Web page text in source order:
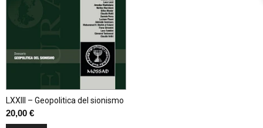
LXXIII – Geopolitica del sionismo
20,00 €